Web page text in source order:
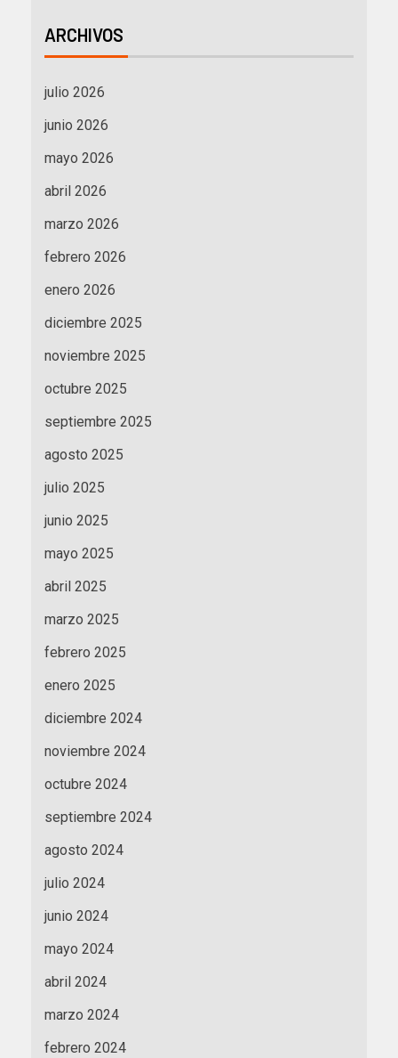
ARCHIVOS
julio 2026
junio 2026
mayo 2026
abril 2026
marzo 2026
febrero 2026
enero 2026
diciembre 2025
noviembre 2025
octubre 2025
septiembre 2025
agosto 2025
julio 2025
junio 2025
mayo 2025
abril 2025
marzo 2025
febrero 2025
enero 2025
diciembre 2024
noviembre 2024
octubre 2024
septiembre 2024
agosto 2024
julio 2024
junio 2024
mayo 2024
abril 2024
marzo 2024
febrero 2024